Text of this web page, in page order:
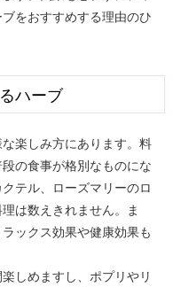
をおすすめする理由のひ
ハーブ
楽しみ方にあります。料
の食事が格別なものにな
テル、ローズマリーのロ
は数えきれません。ま
ックス効果や健康効果も
しめますし、ポプリやリ